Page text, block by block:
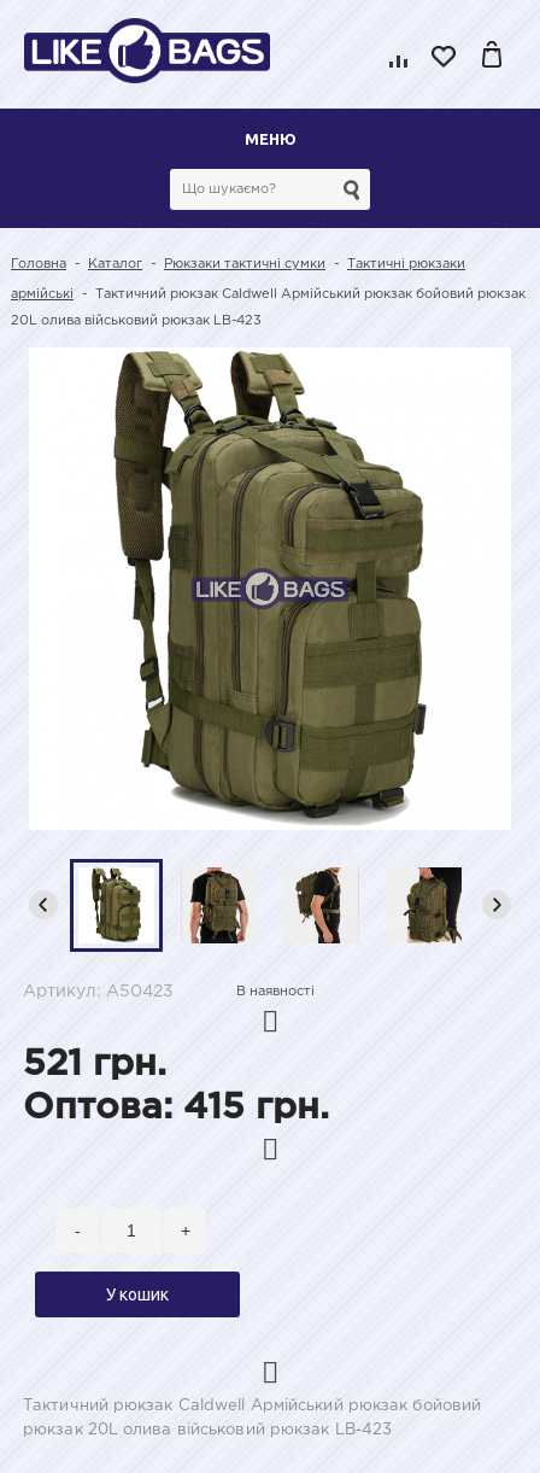
МЕНЮ
Головна - Каталог - Рюкзаки тактичні сумки - Тактичні рюкзаки
армійські - Тактичний рюкзак Caldwell Армійський рюкзак бойовий рюкзак
20L олива військовий рюкзак LB-423
Артикул: A50423 В наявності
521 грн.
Оптова: 415 грн.
- +
У кошик
Тактичний рюкзак Caldwell Армійський рюкзак бойовий
рюкзак 20L олива військовий рюкзак LB-423